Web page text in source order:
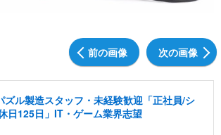
前の画像 次の画像
ズル製造スタッフ・未経験歓迎「正社員/シ
日125日」IT・ゲーム業界志望